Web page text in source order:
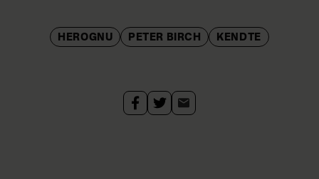
HEROGNU PETER BIRCH KENDTE